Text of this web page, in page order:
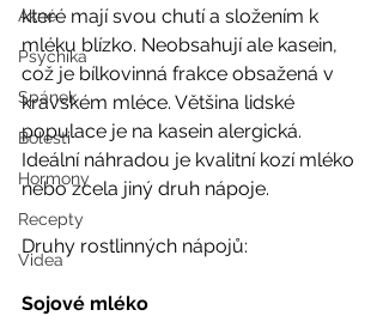
Akné
Psychika
Spánek
Bolesti
Hormony
Recepty
Videa
které mají svou chutí a složením k
mléku blízko. Neobsahují ale kasein,
což je bílkovinná frakce obsažená v
kravském mléce. Většina lidské
populace je na kasein alergická.
Ideální náhradou je kvalitní kozí mléko
nebo zcela jiný druh nápoje.
Druhy rostlinných nápojů:
Sojové mléko